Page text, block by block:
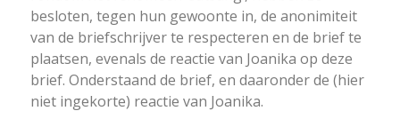
besloten, tegen hun gewoonte in, de anonimiteit
van de briefschrijver te respecteren en de brief te
plaatsen, evenals de reactie van Joanika op deze
brief. Onderstaand de brief, en daaronder de (hier
niet ingekorte) reactie van Joanika.